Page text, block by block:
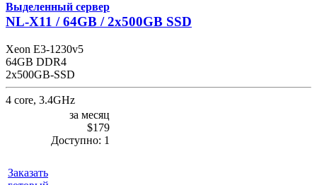
Выделенный сервер
NL-X11 / 64GB / 2x500GB SSD
Xeon E3-1230v5
64GB DDR4
2x500GB-SSD
4 core, 3.4GHz
за месяц
$179
Доступно: 1
Заказать